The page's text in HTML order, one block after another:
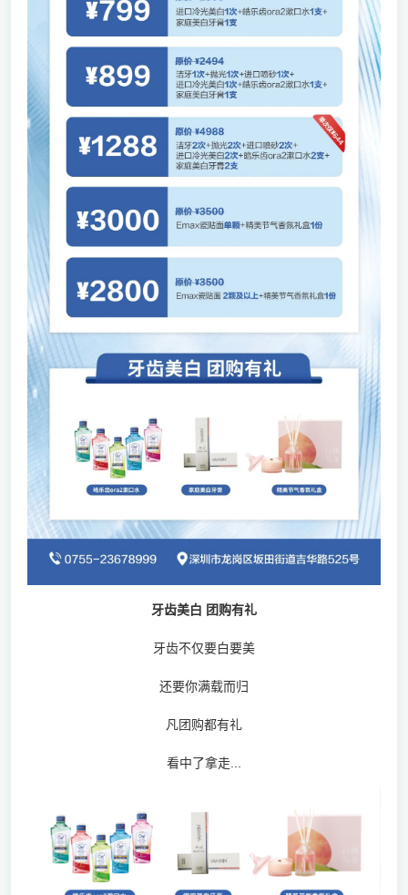
牙齿美白 团购有礼
牙齿不仅要白要美
还要你满载而归
凡团购都有礼
看中了拿走...